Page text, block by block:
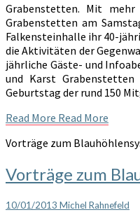
Grabenstetten. Mit
Grabenstetten am
Falkensteinhalle ihr 40-
die Aktivitäten der
jährliche Gäste- und
und Karst
Geburtstag der rund 150
Read More Read More
Vorträge zum
Vorträge zum
10/01/2013 Michel Rahnefeld